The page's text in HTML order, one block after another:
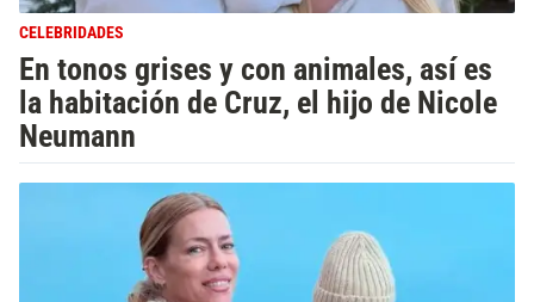
CELEBRIDADES
En tonos grises y con animales, así es
la habitación de Cruz, el hijo de Nicole
Neumann